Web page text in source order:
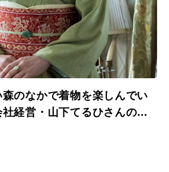
森のなかで着物を楽しんでい
経営・山下てるひさんの着